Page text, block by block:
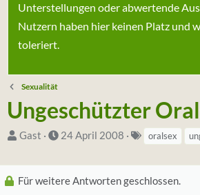
Unterstellungen oder abwertende
Nutzern haben hier keinen Platz und
toleriert.
Sexualität
Ungeschützter
S
a
r
Gast
D
t
u
24 April 2008
i
c
oralsex
Für weitere Antworten geschlossen.